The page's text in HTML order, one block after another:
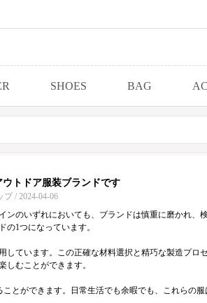
SHOES BAG
トドア服装ブランドです
/ 2024-04-06
のいずれにおいても、ブランドは慎重に磨かれ、
1つになっています。
ています。この正確な材料選択と精巧な製造プロ
むことができます。
とができます。日常生活でも余暇でも、これらの